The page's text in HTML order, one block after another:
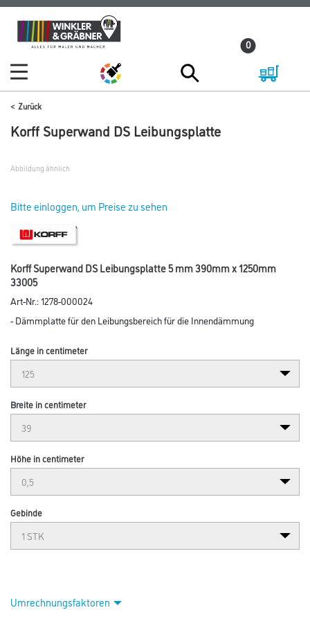
Zum
Inhalt
Zum
Navigationsmenü
0
Zurück
Korff Superwand DS Leibungsplatte
Abbildung ähnlich
Bitte einloggen, um Preise zu sehen
Korff Superwand DS Leibungsplatte 5 mm 390mm x 1250mm
33005
Art-Nr.:1278-000024
- Dämmplatte für den Leibungsbereich für die Innendämmung
Länge in centimeter
Breite in centimeter
Höhe in centimeter
Gebinde
Umrechnungsfaktoren